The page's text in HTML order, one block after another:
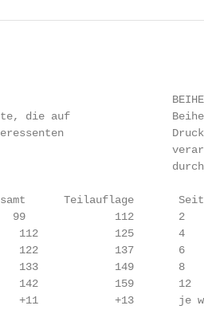
die auf
Teilauflage
112       2
112            125       4
122            137       6
133            149       8
142            159
+11            +13